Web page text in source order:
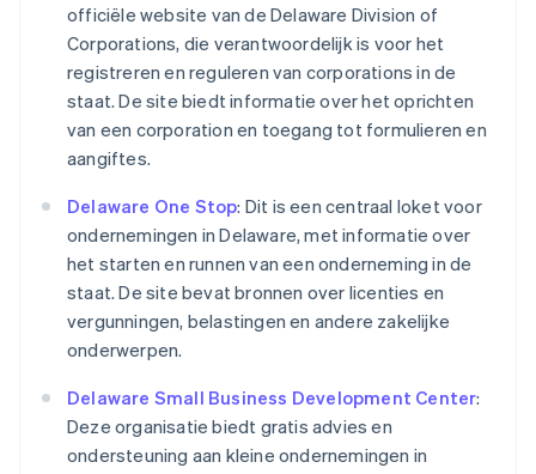
officiële website van de Delaware Division of
Corporations, die verantwoordelijk is voor het
registreren en reguleren van corporations in de
staat. De site biedt informatie over het oprichten
van een corporation en toegang tot formulieren en
aangiftes.
Delaware One Stop: Dit is een centraal loket voor
ondernemingen in Delaware, met informatie over
het starten en runnen van een onderneming in de
staat. De site bevat bronnen over licenties en
vergunningen, belastingen en andere zakelijke
onderwerpen.
Delaware Small Business Development Center:
Deze organisatie biedt gratis advies en
ondersteuning aan kleine ondernemingen in